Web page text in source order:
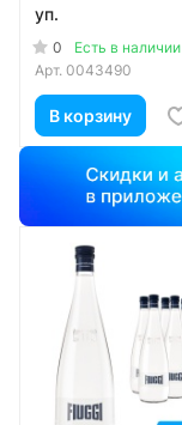
уп.
0
Есть в наличии
Арт. 0043490
В корзину